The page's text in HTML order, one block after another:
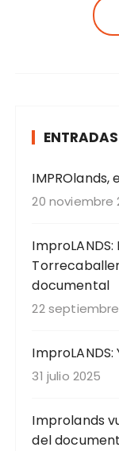
20 noviembre
documental
22
31 julio 2025
Improlands
del